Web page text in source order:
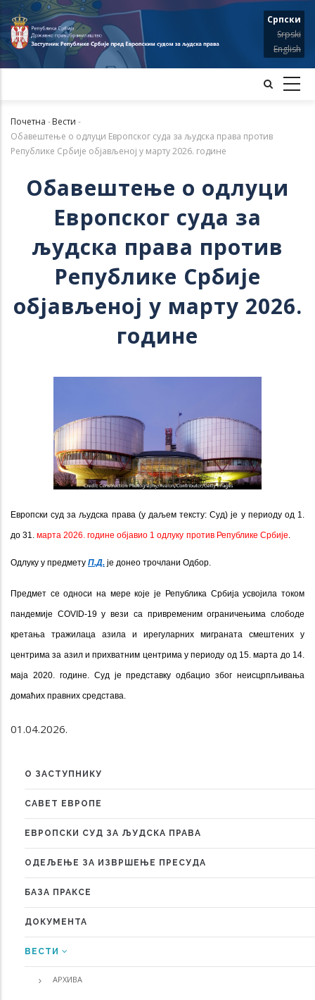
to
main
content
Српски
Srpski
English
Мрвице
Почетна -Вести -
Обавештење о одлуци Европског суда за људска права против
Републике Србије објављеној у марту 2026. године
Обавештење о одлуци
Европског суда за
људска права против
Републике Србије
објављеној у марту 2026.
године
Европски суд за људска права (у даљем тексту: Суд) је у периоду од 1.
до 31. марта 2026. године објавио 1 одлуку против Републике Србије
Одлуку у предмету П.Д. је донео трочлани Одбор.
Предмет се односи на мере које је Република Србија усвојила током
пандемије COVID-19 у вези са привременим ограничењима слободе
кретања тражилаца азила и ирегуларних миграната смештених у
центрима за азил и прихватним центрима у периоду од 15. марта до 14.
маја 2020. године. Суд је представку одбацио због неисцрпљивања
домаћих правних средстава.
01.04.2026.
MENU
О ЗАСТУПНИКУ
САВЕТ ЕВРОПЕ
ЕВРОПСКИ СУД ЗА ЉУДСКА ПРАВА
ОДЕЉЕЊЕ ЗА ИЗВРШЕЊЕ ПРЕСУДА
БАЗА ПРАКСЕ
ДОКУМЕНТА
ВЕСТИ
АРХИВА